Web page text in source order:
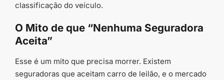
classificação do veículo.
O Mito de que “Nenhuma Seguradora
Aceita”
Esse é um mito que precisa morrer. Existem
seguradoras que aceitam carro de leilão, e o mercado